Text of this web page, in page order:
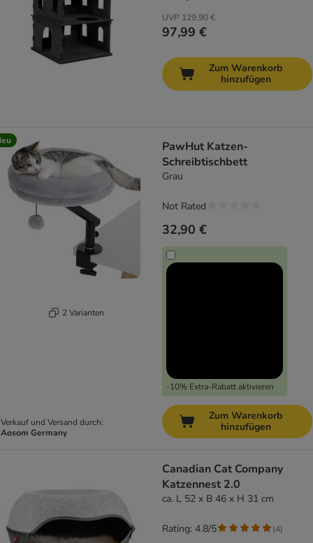
UVP 129,90 €
97,99 €
Zum Warenkorb
hinzufügen
2 Varianten
Verkauf und Versand durch:
Aosom Germany
PawHut Katzen-
Schreibtischbett
Grau
32,90 €
-10% Extra-Rabatt aktivieren
Not Rated
Zum Warenkorb
hinzufügen
Canadian Cat Company
Katzennest 2.0
ca. L 52 x B 46 x H 31 cm
Rating: 4.8/5 (4)